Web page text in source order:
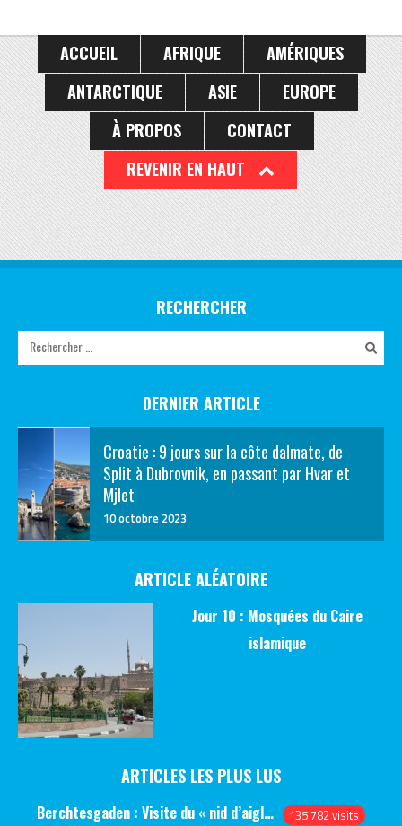
ACCUEIL AFRIQUE
AMÉRIQUES
ANTARCTIQUE
ASIE
EUROPE
À PROPOS
CONTACT
REVENIR EN HAUT
RECHERCHER
DERNIER ARTICLE
Croatie : 9 jours sur la côte dalmate, de
Split à Dubrovnik, en passant par Hvar et
Mjlet
10 octobre 2023
ARTICLE ALÉATOIRE
Jour 10 : Mosquées du Caire
islamique
ARTICLES LES PLUS LUS
Berchtesgaden : Visite du « nid d’aigle » et des bunkers d’Hitler 135 782 visits